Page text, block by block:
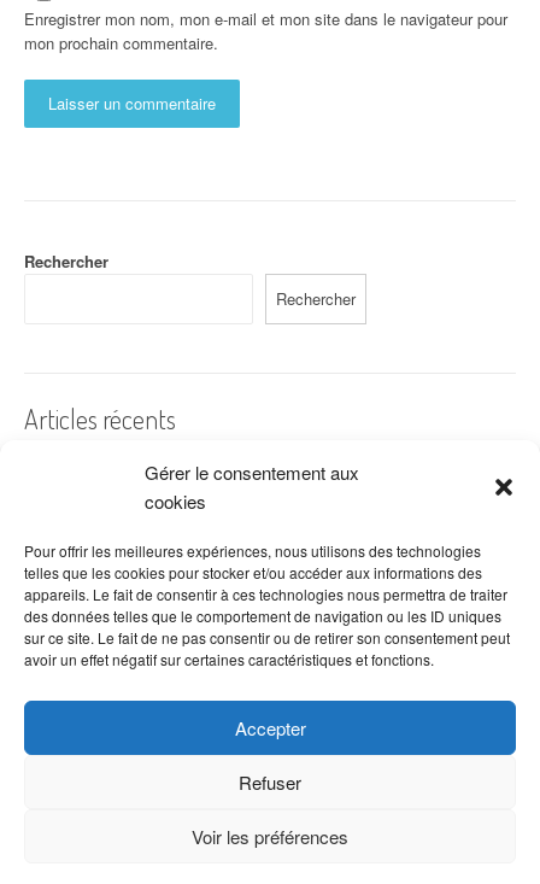
Gérer le consentement aux
cookies
Pour offrir les meilleures expériences, nous utilisons des technologies
telles que les cookies pour stocker et/ou accéder aux informations des
appareils. Le fait de consentir à ces technologies nous permettra de traiter
des données telles que le comportement de navigation ou les ID uniques
sur ce site. Le fait de ne pas consentir ou de retirer son consentement peut
avoir un effet négatif sur certaines caractéristiques et fonctions.
Accepter
Refuser
Voir les préférences
Enregistrer mon nom, mon e-mail et mon site dans le navigateur pour
mon prochain commentaire.
Rechercher
Rechercher
Articles récents
A quelles dates de l’année offre-t-on des fleurs ?
Les fleurs préférées des Français
Combien de fois arroser un cactus ?
Quelles fleurs offrir pour la fête des mères ?
Idées de décoration avec fleurs séchées